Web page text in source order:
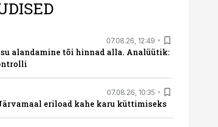
07.08.26, 12:49
alandamine tõi hinnad alla. Analüütik:
07.08.26, 10:35
eriload kahe karu küttimiseks